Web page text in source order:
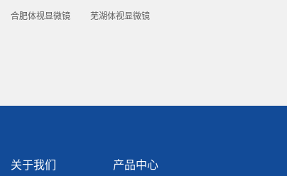
合肥体视显微镜 芜湖体视显微镜
关于我们 产品中心